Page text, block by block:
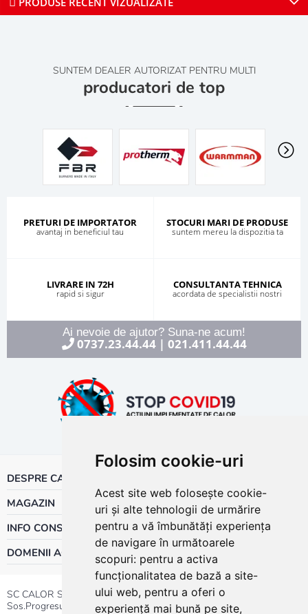
Folosim cookie-uri
Acest site web folosește cookie-
uri și alte tehnologii de urmărire
pentru a vă îmbunătăți experiența
de navigare în următoarele
scopuri: pentru a activa
funcționalitatea de bază a site-
ului web, pentru a oferi o
experiență mai bună pe site,
SUNTEM DEALER AUTORIZAT PENTRU MULTI
producatori de top
PRETURI DE IMPORTATOR
avantaj in beneficiul tau
STOCURI MARI DE PRODUSE
suntem mereu la dispozitia ta
LIVRARE IN 72H
rapid si sigur
CONSULTANTA TEHNICA
acordata de specialistii nostri
Ai nevoie de ajutor? Suna-ne acum!
0737.23.44.44| 021.411.44.44
DESPRE CALOR
MAGAZIN
INFO CONSUMATOR
DOMENII ACTIVITATE
SC CALOR SRL
Sos.Progresului nr.30-40, Sector 5, Bucuresti